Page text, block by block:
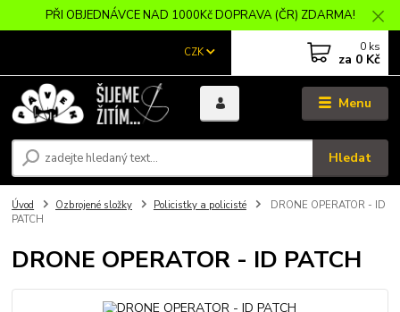
PŘI OBJEDNÁVCE NAD 1000Kč DOPRAVA (ČR) ZDARMA!
Menu
CZK
Hledat
0 ks
za 0 Kč
Úvod Ozbrojené složky Policistky a policisté
DRONE OPERATOR - ID
PATCH
DRONE OPERATOR - ID PATCH